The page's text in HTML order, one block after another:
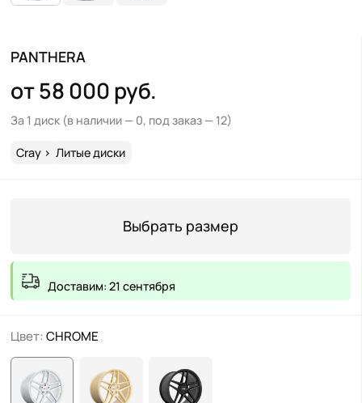
PANTHERA
от 58 000 руб.
За 1 диск (в наличии — 0, под заказ — 12)
Cray > Литые диски
Выбрать размер
Доставим: 21 сентября
Цвет: CHROME